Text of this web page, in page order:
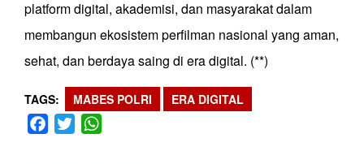
platform digital, akademisi, dan masyarakat dalam
membangun ekosistem perfilman nasional yang aman,
sehat, dan berdaya saing di era digital. (**)
TAGS MABES POLRI ERA DIGITAL
Facebook
Twitter